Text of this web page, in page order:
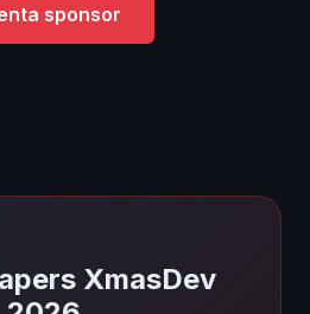
sponsor
XmasDev